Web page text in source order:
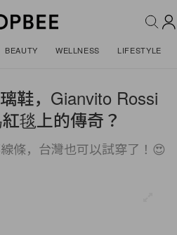
BEAUTY WELLNESS LIFESTYLE
鞋，Gianvito Rossi
毯上的傳奇？
條，台灣也可以試穿了！😍